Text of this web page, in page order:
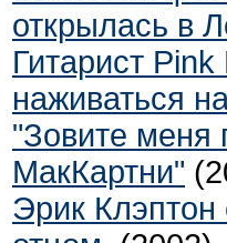
открылась в
Гитарист
наживаться
"Зовите меня
МакКартни"
Эрик Клэптон